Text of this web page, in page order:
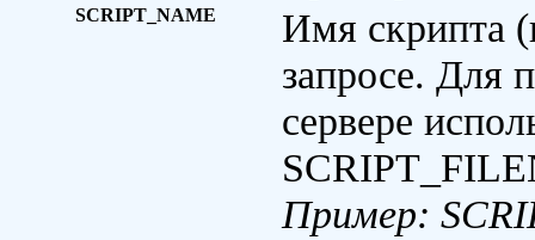
SCRIPT_NAME
Имя скрипта
запросе. Для
сервере
Пример: